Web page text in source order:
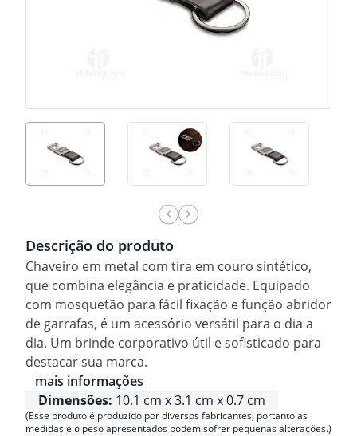
Descrição do produto
Chaveiro em metal com tira em couro sintético,
que combina elegância e praticidade. Equipado
com mosquetão para fácil fixação e função abridor
de garrafas, é um acessório versátil para o dia a
dia. Um brinde corporativo útil e sofisticado para
destacar sua marca.
mais informações
Dimensões: 10.1 cm x 3.1 cm x 0.7 cm
(Esse produto é produzido por diversos fabricantes, portanto as
medidas e o peso apresentados podem sofrer pequenas alterações.)